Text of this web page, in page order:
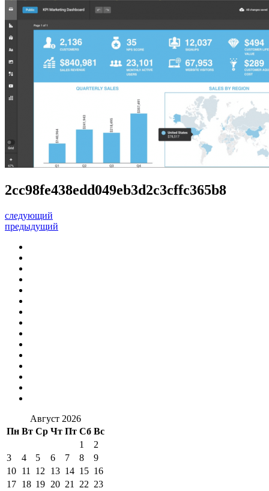
2cc98fe438edd049eb3d2c3cffc365b8
следующий
предыдущий
Август 2026
Пн Вт Ср Чт Пт Сб Вс
1
2
3
4 5 6 7 8
9
10 11 12 13 14 15 16
17 18 19 20 21 22 23